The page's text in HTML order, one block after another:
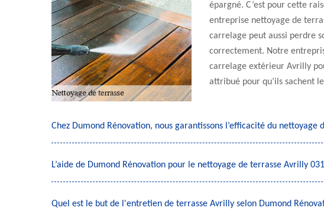
épargné. C’est pour cette
entreprise nettoyage de
carrelage peut aussi perdre
correctement. Notre
carrelage extérieur Avrilly
attribué pour qu’ils sachent
Chez Dumond Rénovation, nous garantissons l’efficacité du nettoyage
L’aide de Dumond Rénovation pour le nettoyage de terrasse Avrilly
Quel est le but de l'entretien de terrasse Avrilly selon Dumond